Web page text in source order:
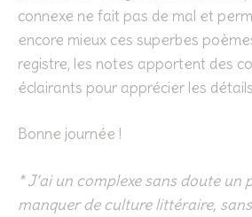
connexe ne fait pas de mal et
encore mieux ces superbes
registre, les notes apportent des
éclairants pour apprécier les
Bonne journée !
* J’ai un complexe sans doute un
manquer de culture littéraire,